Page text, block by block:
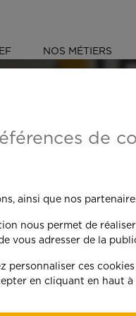
NOS MÉTIERS
on
de
ainsi que nos
nous permet de
vous adresser de la
personnaliser ces
en cliquant en haut